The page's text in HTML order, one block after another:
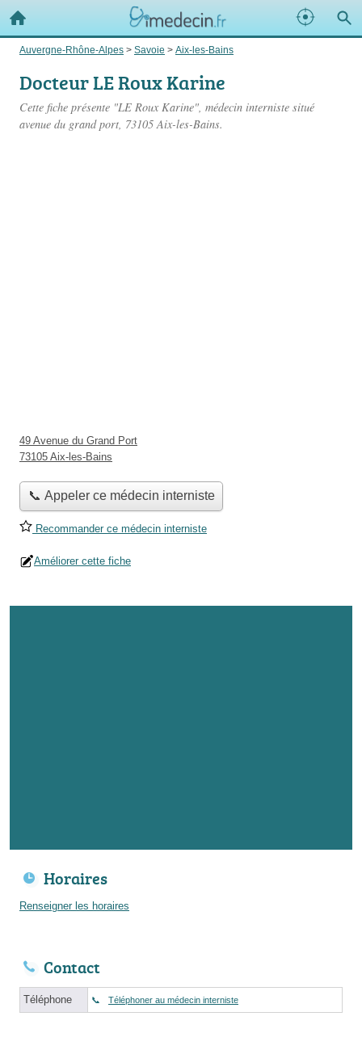
Auvergne-Rhône-Alpes > Savoie > Aix-les-Bains
Docteur LE Roux Karine
Cette fiche présente "LE Roux Karine", médecin interniste situé
avenue du grand port, 73105 Aix-les-Bains.
49 Avenue du Grand Port
73105 Aix-les-Bains
📞 Appeler ce médecin interniste
Recommander ce médecin interniste
Améliorer cette fiche
Horaires
Renseigner les horaires
Contact
Téléphone Téléphoner au médecin interniste